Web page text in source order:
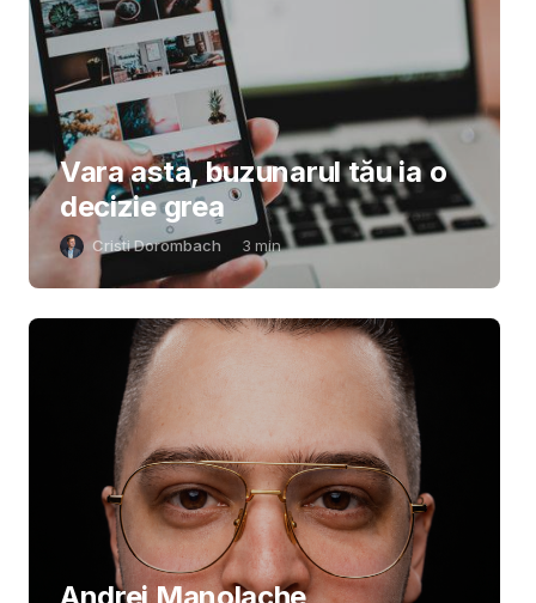
Vara asta, buzunarul tău ia o
decizie grea
Cristi Dorombach 3 min